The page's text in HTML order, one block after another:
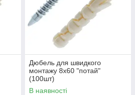
Дюбель для швидкого
монтажу 8х60 "потай"
(100шт)
В наявності